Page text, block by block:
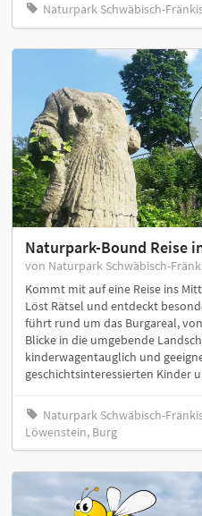
Naturpark Schwäbisch-
Naturpark-Bound Reise
von Naturpark Schwäbisch-
Kommt mit auf eine Reise ins
Löst Rätsel und entdeckt
führt rund um das Burgareal,
Blicke in die umgebende
kinderwagentauglich und
geschichtsinteressierten Kinder
Naturpark Schwäbisch-
Löwenstein, Burg